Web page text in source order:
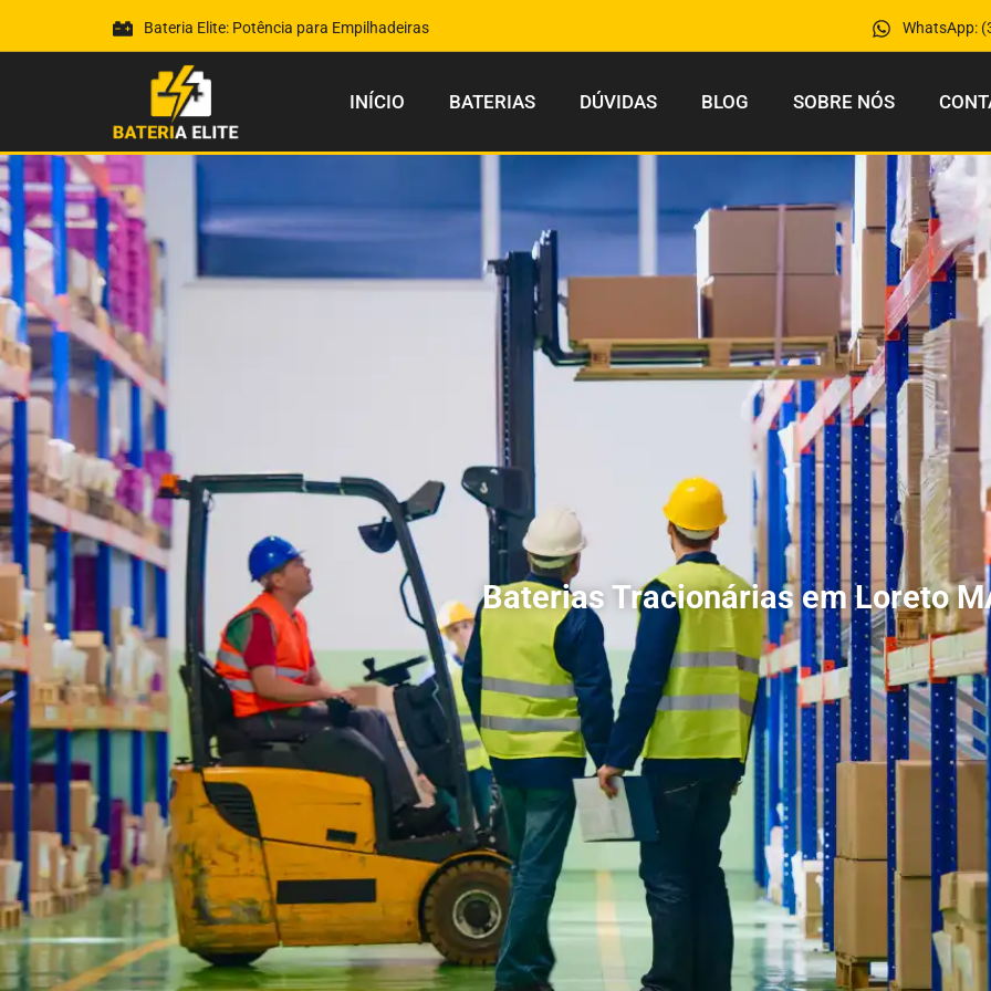
Bateria Elite: Potência para Empilhadeiras WhatsApp:
INÍCIO BATERIAS DÚVIDAS BLOG SOBRE NÓS
Baterias Tracionárias em Loreto